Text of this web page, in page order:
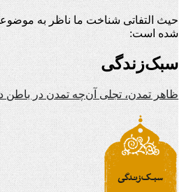
حیث التفاتی شناخت ما ناظر به
شده است:
سبک‌زندگی
ظاهر تمدن، تجلی آن‌چه تمدن در باطن